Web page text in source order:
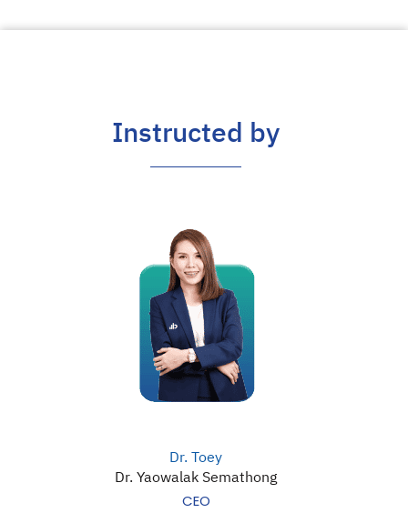
Instructed by
Dr. Toey
Dr. Yaowalak Semathong
CEO